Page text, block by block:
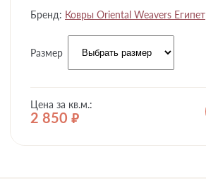
Бренд: Ковры Oriental Weavers Египет
Размер
Цена за кв.м.:
2 850 руб.